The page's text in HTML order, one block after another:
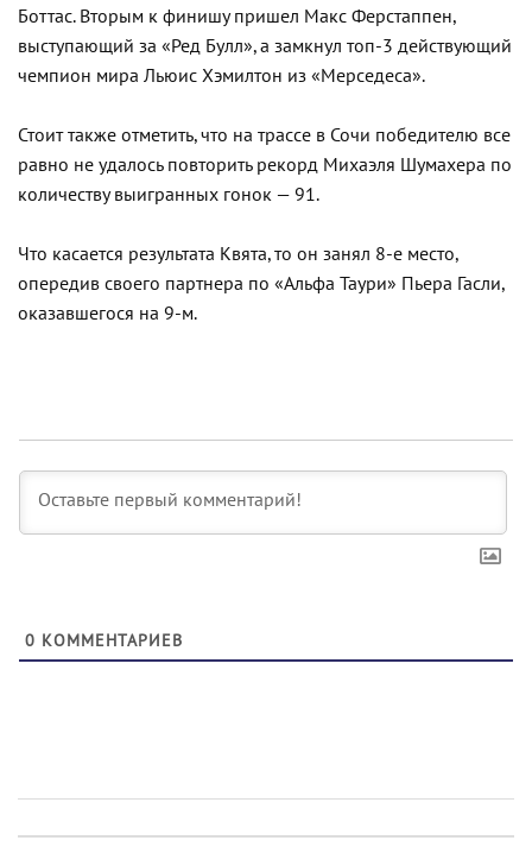
Боттас. Вторым к финишу пришел Макс Ферстаппен,
выступающий за «Ред Булл», а замкнул топ-3 действующий
чемпион мира Льюис Хэмилтон из «Мерседеса».
Стоит также отметить, что на трассе в Сочи победителю все
равно не удалось повторить рекорд Михаэля Шумахера по
количеству выигранных гонок — 91.
Что касается результата Квята, то он занял 8-е место,
опередив своего партнера по «Альфа Таури» Пьера Гасли,
оказавшегося на 9-м.
0 КОММЕНТАРИЕВ